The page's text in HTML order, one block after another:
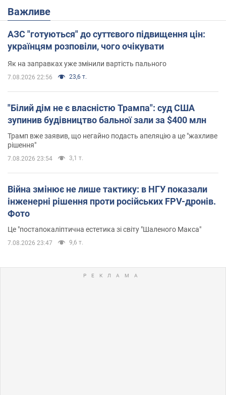
Важливе
АЗС "готуються" до суттєвого підвищення цін:
українцям розповіли, чого очікувати
Як на заправках уже змінили вартість пального
7.08.2026 22:56 23,6 т.
"Білий дім не є власністю Трампа": суд США
зупинив будівництво бальної зали за $400 млн
Трамп вже заявив, що негайно подасть апеляцію а це "жахливе
рішення"
7.08.2026 23:54 3,1 т.
Війна змінює не лише тактику: в НГУ показали
інженерні рішення проти російських FPV-дронів.
Фото
Це "постапокаліптична естетика зі світу "Шаленого Макса"
7.08.2026 23:47 9,6 т.